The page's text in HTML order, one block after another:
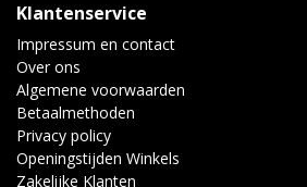
Klantenservice
Impressum en contact
Over ons
Algemene voorwaarden
Betaalmethoden
Privacy policy
Openingstijden Winkels
Zakelijke Klanten